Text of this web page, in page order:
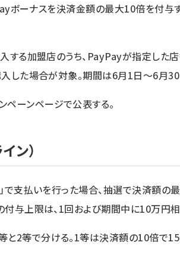
ボーナスを決済金額の最大10倍を付与
する加盟店のうち、PayPayが指定した店
した場合が対象。期間は6月1日～6月30
ペーンページで公表する。
ン）
で支払いを行った場合、抽選で決済額の
与上限は、1回および期間中に10万円相
と2等で分ける。1等は決済額の10倍で